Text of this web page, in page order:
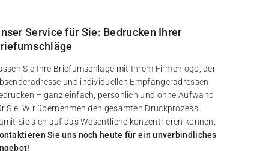
Service für Sie: Bedrucken Ihrer
Sie Ihre Briefumschläge mit Ihrem Firmenlogo, der
und individuellen Empfängeradressen
– ganz einfach, persönlich und ohne Aufwand
Sie. Wir übernehmen den gesamten Druckprozess,
Sie sich auf das Wesentliche konzentrieren können.
Sie uns noch heute für ein unverbindliches